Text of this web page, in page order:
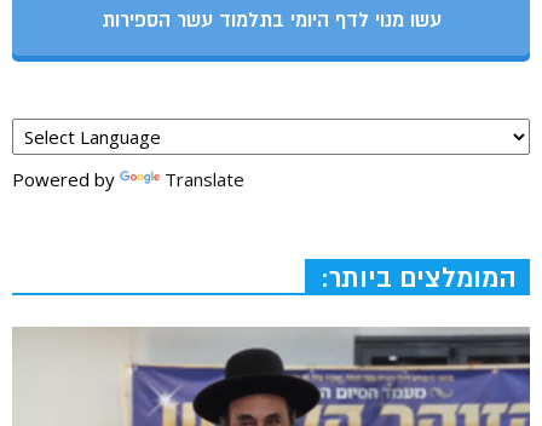
עשו מנוי לדף היומי בתלמוד עשר הספירות
Powered by Translate
המומלצים ביותר: